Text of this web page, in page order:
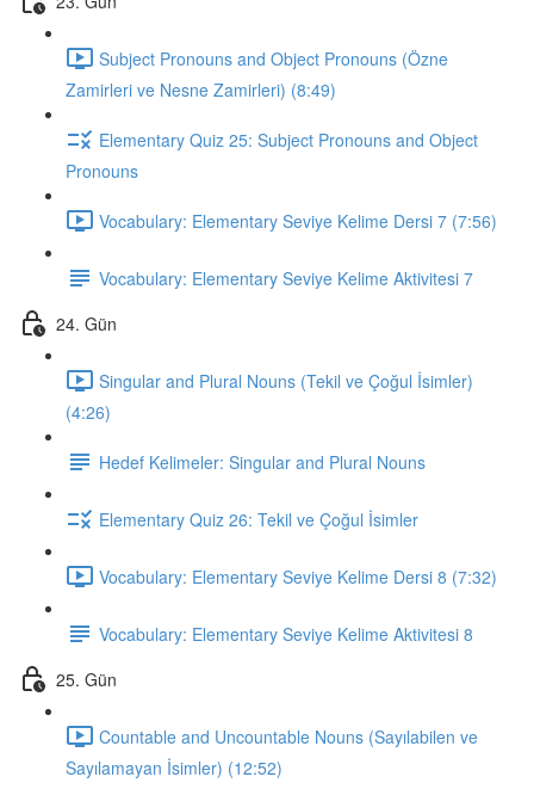
Subject Pronouns and Object Pronouns (Özne
Zamirleri ve Nesne Zamirleri) (8:49)
Elementary Quiz 25: Subject Pronouns and Object
Pronouns
Vocabulary: Elementary Seviye Kelime Dersi 7 (7:56)
Vocabulary: Elementary Seviye Kelime Aktivitesi 7
24. Gün
Singular and Plural Nouns (Tekil ve Çoğul İsimler)
(4:26)
Hedef Kelimeler: Singular and Plural Nouns
Elementary Quiz 26: Tekil ve Çoğul İsimler
Vocabulary: Elementary Seviye Kelime Dersi 8 (7:32)
Vocabulary: Elementary Seviye Kelime Aktivitesi 8
25. Gün
Countable and Uncountable Nouns (Sayılabilen ve
Sayılamayan İsimler) (12:52)